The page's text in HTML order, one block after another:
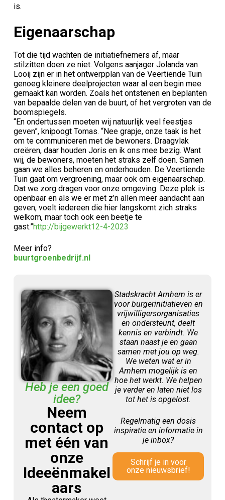
is.
Eigenaarschap
Tot die tijd wachten de initiatiefnemers af, maar
stilzitten doen ze niet. Volgens aanjager Jolanda van
Looij zijn er in het ontwerpplan van de Veertiende Tuin
genoeg kleinere deelprojecten waar al een begin mee
gemaakt kan worden. Zoals het ontstenen en beplanten
van bepaalde delen van de buurt, of het vergroten van de
boomspiegels.
“En ondertussen moeten wij natuurlijk veel feestjes
geven”, knipoogt Tomas. “Nee grapje, onze taak is het
om te communiceren met de bewoners. Draagvlak
creëren, daar houden Joris en ik ons mee bezig. Want
wij, de bewoners, moeten het straks zelf doen. Samen
gaan we alles beheren en onderhouden. De Veertiende
Tuin gaat om vergroening, maar ook om eigenaarschap.
Dat we zorg dragen voor onze omgeving. Deze plek is
openbaar en als we er met z’n allen meer aandacht aan
geven, voelt iedereen die hier langskomt zich straks
welkom, maar toch ook een beetje te
gast.”http://bijgewerkt12-4-2023
Meer info?
buurtgroenbedrijf.nl
Heb je een goed
idee?
Neem
contact op
met één van
onze
Ideeënmakel
aars
Stadskracht Arnhem is er
voor burgerinitiatieven en
vrijwilligersorganisaties
en ondersteunt, deelt
kennis en verbindt. We
staan naast je en gaan
samen met jou op weg.
We weten wat er in
Arnhem mogelijk is en
hoe het werkt. We helpen
je verder en laten niet los
tot het is opgelost.
Regelmatig een dosis
inspiratie en informatie in
je inbox?
Schrijf je in voor
onze nieuwsbrief!